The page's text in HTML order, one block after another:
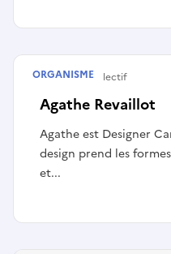
Agathe Revaillot
Agathe est Designer
design prend les
et...
Artiste ou collectif
ORGANISME